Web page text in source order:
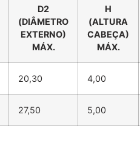
D2
(DIÂMETRO
EXTERNO)
MÁX.
H
(ALTURA
CABEÇA)
MÁX.
20,30 4,00
27,50 5,00